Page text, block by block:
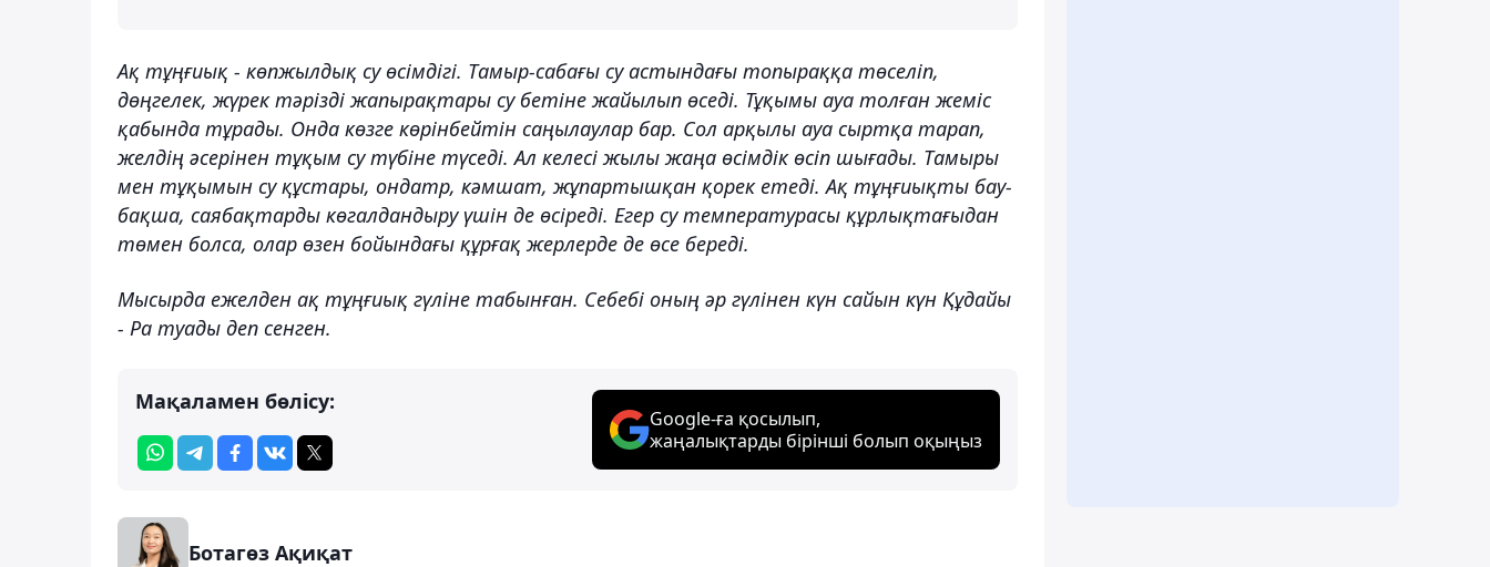
Ақ тұңғиық - көпжылдық су өсімдігі. Тамыр-сабағы су астындағы топыраққа төселіп,
дөңгелек, жүрек тәрізді жапырақтары су бетіне жайылып өседі. Тұқымы ауа толған жеміс
қабында тұрады. Онда көзге көрінбейтін саңылаулар бар. Сол арқылы ауа сыртқа тарап,
желдің әсерінен тұқым су түбіне түседі. Ал келесі жылы жаңа өсімдік өсіп шығады. Тамыры
мен тұқымын су құстары, ондатр, кәмшат, жұпартышқан қорек етеді. Ақ тұңғиықты бау-
бақша, саябақтарды көгалдандыру үшін де өсіреді. Егер су температурасы құрлықтағыдан
төмен болса, олар өзен бойындағы құрғақ жерлерде де өсе береді.
Мысырда ежелден ақ тұңғиық гүліне табынған. Себебі оның әр гүлінен күн сайын күн Құдайы
- Ра туады деп сенген.
Мақаламен бөлісу:
Google-ға қосылып,
жаңалықтарды бірінші болып оқыңыз
Ботагөз Ақиқат